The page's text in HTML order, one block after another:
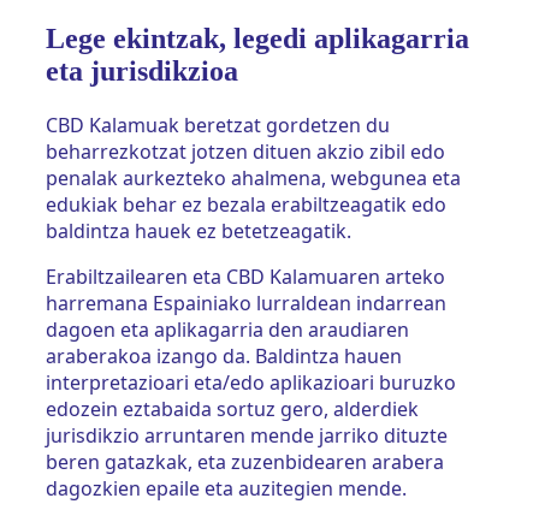
Lege ekintzak, legedi aplikagarria
eta jurisdikzioa
CBD Kalamuak beretzat gordetzen du
beharrezkotzat jotzen dituen akzio zibil edo
penalak aurkezteko ahalmena, webgunea eta
edukiak behar ez bezala erabiltzeagatik edo
baldintza hauek ez betetzeagatik.
Erabiltzailearen eta CBD Kalamuaren arteko
harremana Espainiako lurraldean indarrean
dagoen eta aplikagarria den araudiaren
araberakoa izango da. Baldintza hauen
interpretazioari eta/edo aplikazioari buruzko
edozein eztabaida sortuz gero, alderdiek
jurisdikzio arruntaren mende jarriko dituzte
beren gatazkak, eta zuzenbidearen arabera
dagozkien epaile eta auzitegien mende.